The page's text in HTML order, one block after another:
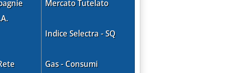
Mercato Tutelato
Indice Selectra - SQ
Gas - Consumi